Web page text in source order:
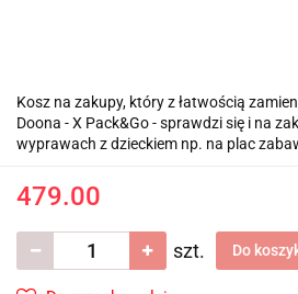
Kosz na zakupy, który z łatwością
Doona - X Pack&Go - sprawdzi się i na
wyprawach z dzieckiem np. na plac
479.00
szt. Do